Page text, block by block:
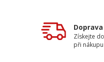
Získejte
při